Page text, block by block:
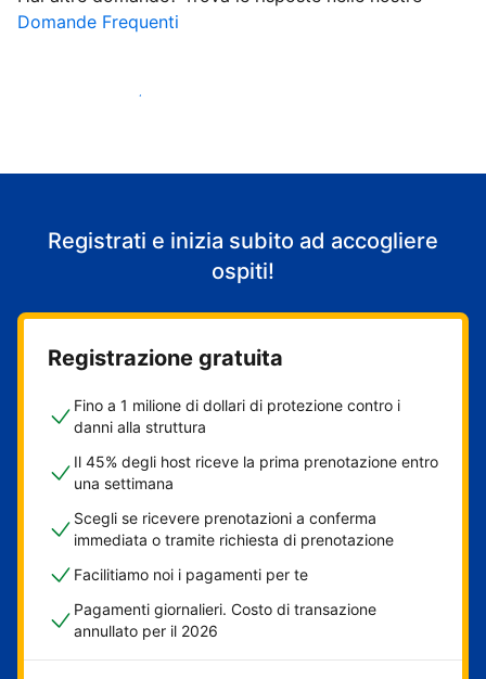
Domande Frequenti
Inizia ad accogliere ospiti
Registrati e inizia subito ad accogliere
ospiti!
Registrazione gratuita
Fino a 1 milione di dollari di protezione contro i
danni alla struttura
Il 45% degli host riceve la prima prenotazione entro
una settimana
Scegli se ricevere prenotazioni a conferma
immediata o tramite richiesta di prenotazione
Facilitiamo noi i pagamenti per te
Pagamenti giornalieri. Costo di transazione
annullato per il 2026